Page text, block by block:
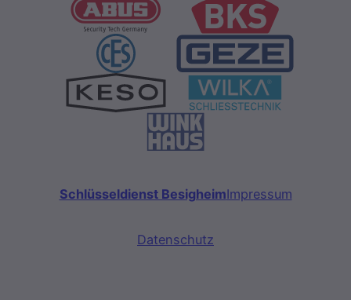
Schlüsseldienst BesigheimImpressum
Datenschutz